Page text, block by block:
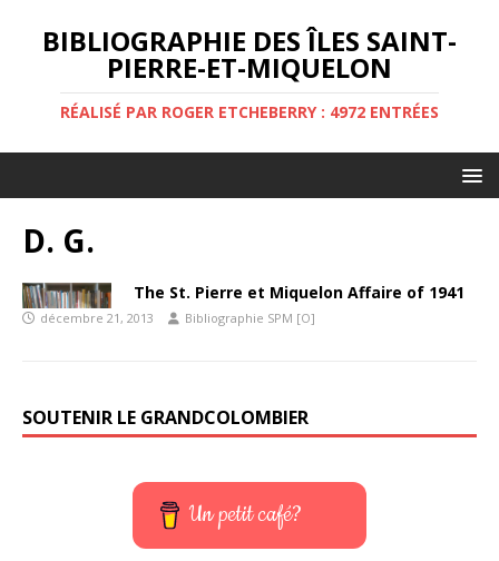
BIBLIOGRAPHIE DES ÎLES SAINT-
PIERRE-ET-MIQUELON
RÉALISÉ PAR ROGER ETCHEBERRY : 4972 ENTRÉES
D. G.
The St. Pierre et Miquelon Affaire of 1941
décembre 21, 2013 Bibliographie SPM [O]
SOUTENIR LE GRANDCOLOMBIER
Un petit café?